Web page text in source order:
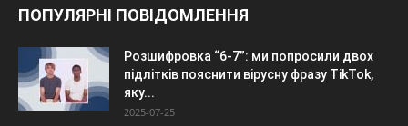
ПОПУЛЯРНІ ПОВІДОМЛЕННЯ
Розшифровка “6-7”: ми попросили двох
підлітків пояснити вірусну фразу TikTok,
яку...
2025-07-25